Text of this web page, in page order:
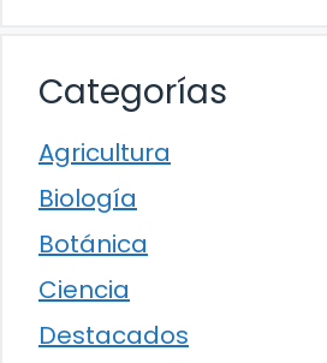
Categorías
Agricultura
Biología
Botánica
Ciencia
Destacados